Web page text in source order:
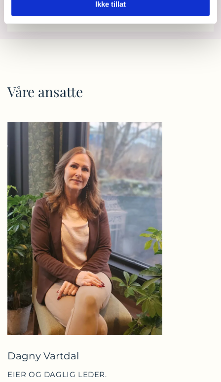
Ikke tillat
Våre ansatte
Dagny Vartdal
EIER OG DAGLIG LEDER.